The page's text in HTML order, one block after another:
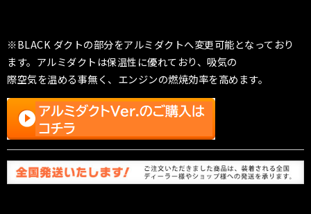
※BLACK ダクトの部分をアルミダクトへ変更可能となっており
ます。アルミダクトは保温性に優れており、吸気の
際空気を温める事無く、エンジンの燃焼効率を高めます。